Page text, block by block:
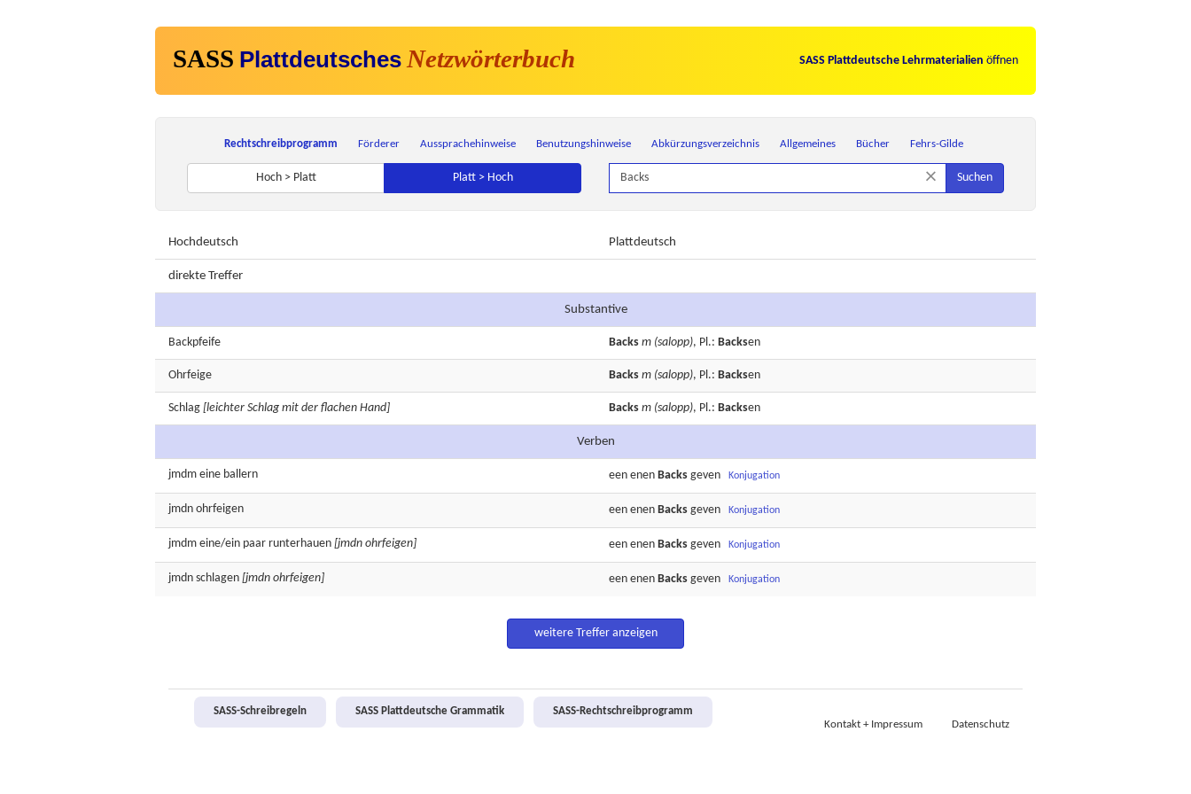
SASS Plattdeutsches Netzwörterbuch SASS Plattdeutsche Lehrmaterialien öffnen
Rechtschreibprogramm Förderer Aussprachehinweise Benutzungshinweise Abkürzungsverzeichnis Allgemeines Bücher Fehrs-Gilde
Hoch > Platt Platt > Hoch × Suchen
Hochdeutsch Plattdeutsch
direkte Treffer
Substantive
Backpfeife Backs m (salopp), Pl.: Backsen
Ohrfeige Backs m (salopp), Pl.: Backsen
Schlag [leichter Schlag mit der flachen Hand] Backs m (salopp), Pl.: Backsen
Verben
jmdm eine ballern een enen Backs geven Konjugation
jmdn ohrfeigen een enen Backs geven Konjugation
jmdm eine/ein paar runterhauen [jmdn ohrfeigen] een enen Backs geven Konjugation
jmdn schlagen [jmdn ohrfeigen] een enen Backs geven Konjugation
weitere Treffer anzeigen
SASS-Schreibregeln SASS Plattdeutsche Grammatik
SASS-Rechtschreibprogramm
Kontakt + Impressum
Datenschutz